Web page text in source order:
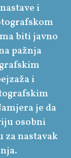
i
biti javno
pažnja
i
je da
osobni
nastavak